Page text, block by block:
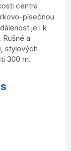
centra
písečnou
je i k
a
stylových
300 m.